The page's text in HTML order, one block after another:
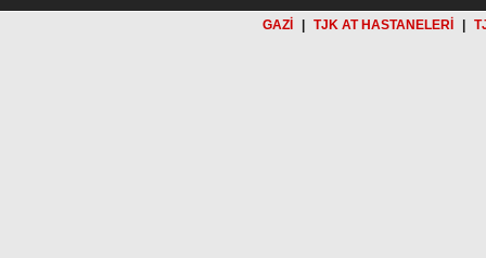
GAZİ TJK AT HASTANELERİ